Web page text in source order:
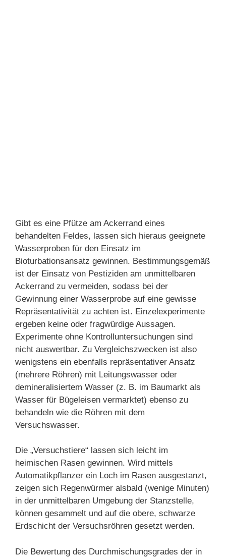
Gibt es eine Pfütze am Ackerrand eines
behandelten Feldes, lassen sich hieraus geeignete
Wasserproben für den Einsatz im
Bioturbationsansatz gewinnen. Bestimmungsgemäß
ist der Einsatz von Pestiziden am unmittelbaren
Ackerrand zu vermeiden, sodass bei der
Gewinnung einer Wasserprobe auf eine gewisse
Repräsentativität zu achten ist. Einzelexperimente
ergeben keine oder fragwürdige Aussagen.
Experimente ohne Kontrolluntersuchungen sind
nicht auswertbar. Zu Vergleichszwecken ist also
wenigstens ein ebenfalls repräsentativer Ansatz
(mehrere Röhren) mit Leitungswasser oder
demineralisiertem Wasser (z. B. im Baumarkt als
Wasser für Bügeleisen vermarktet) ebenso zu
behandeln wie die Röhren mit dem
Versuchswasser.
Die „Versuchstiere“ lassen sich leicht im
heimischen Rasen gewinnen. Wird mittels
Automatikpflanzer ein Loch im Rasen ausgestanzt,
zeigen sich Regenwürmer alsbald (wenige Minuten)
in der unmittelbaren Umgebung der Stanzstelle,
können gesammelt und auf die obere, schwarze
Erdschicht der Versuchsröhren gesetzt werden.
Die Bewertung des Durchmischungsgrades der in